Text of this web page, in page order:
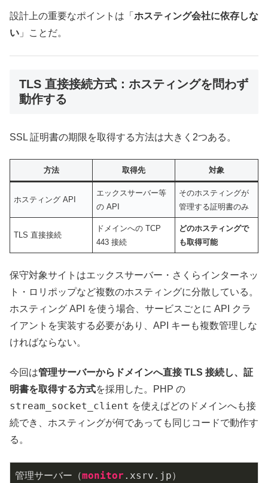
設計上の重要なポイントは「 ホスティング会社に依存しな
い 」ことだ。
TLS 直接接続方式：ホスティングを問わず
動作する
SSL 証明書の期限を取得する方法は大きく2つある。
方法 取得先 対象
ホスティング API
エックスサーバー等
の API
そのホスティングが
管理する証明書のみ
TLS 直接接続
ドメインへの TCP
443 接続
どのホスティングで
も取得可能
保守対象サイトはエックスサーバー・さくらインターネッ
ト・ロリポップなど複数のホスティングに分散している。
ホスティング API を使う場合、サービスごとに API クラ
イアントを実装する必要があり、API キーも複数管理しな
ければならない。
今回は管理サーバーからドメインへ直接 TLS 接続し、証
明書を取得する方式を採用した。PHP の
stream_socket_client を使えばどのドメインへも接
続でき、ホスティングが何であっても同じコードで動作す
る。
管理サーバー（monitor .xsrv .jp）